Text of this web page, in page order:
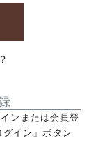
ンまたは会員登
イン」ボタン